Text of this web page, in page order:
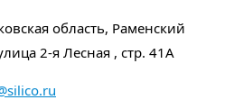
область, Раменский
2-я Лесная , стр. 41А